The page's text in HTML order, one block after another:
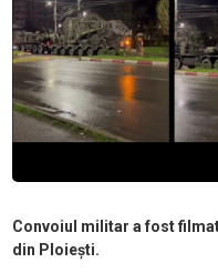
Convoiul militar a fost
din Ploiești.